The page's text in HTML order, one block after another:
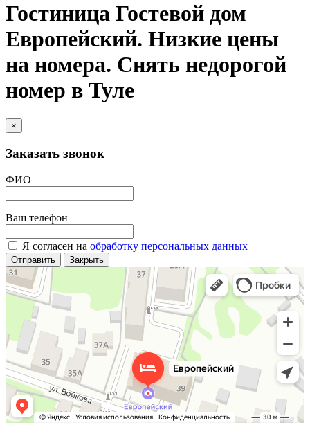
Гостиница Гостевой дом
Европейский. Низкие цены
на номера. Снять недорогой
номер в Туле
×
Заказать звонок
ФИО
Ваш телефон
Я согласен на обработку персональных данных
Отправить Закрыть